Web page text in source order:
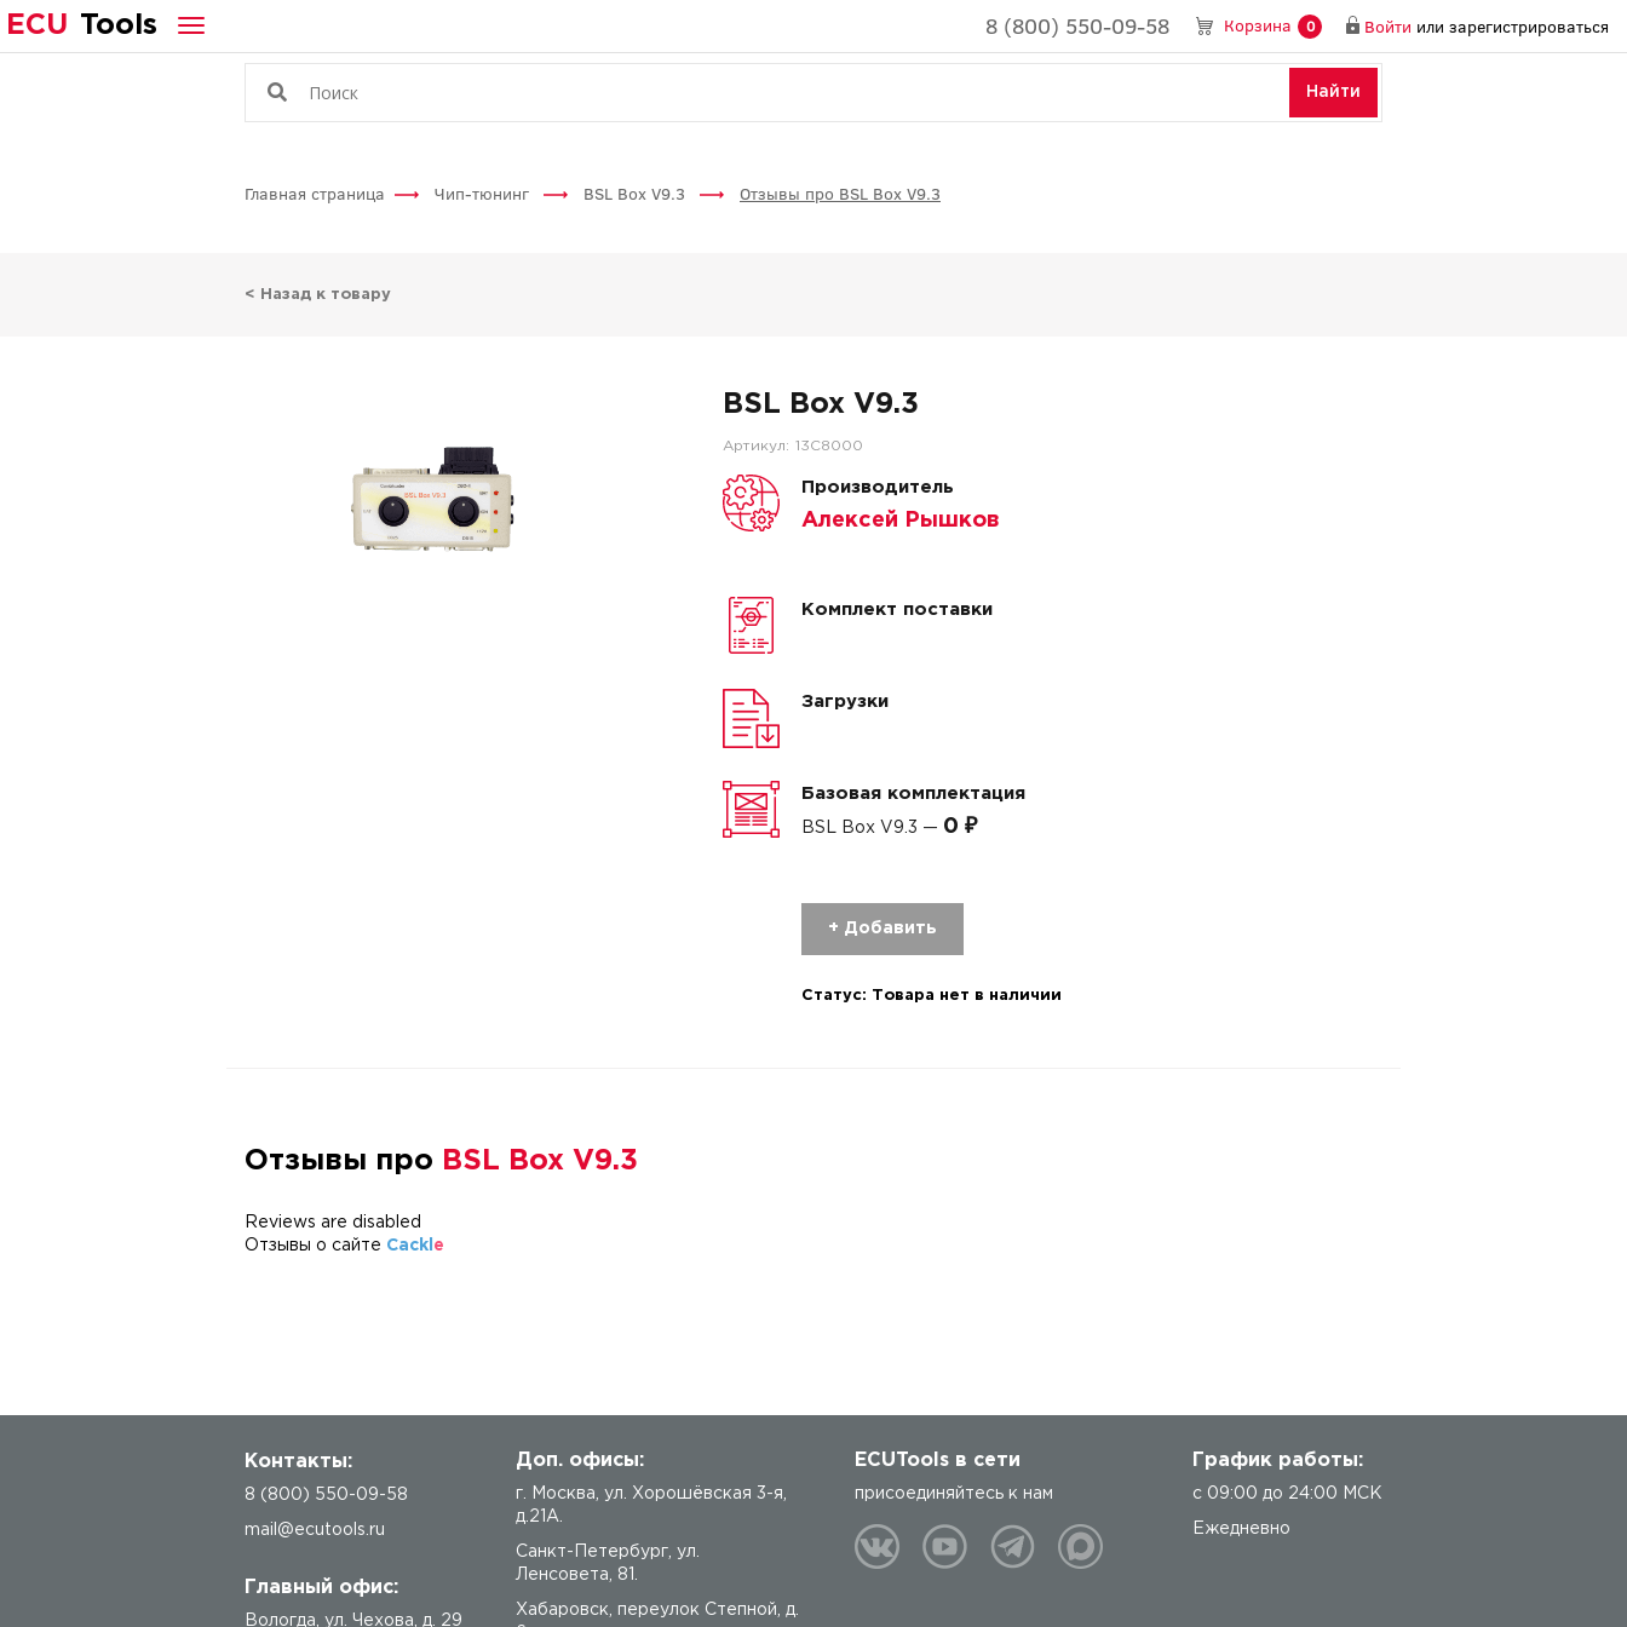
ECU Tools 8 (800) 550-09-58 Корзина 0 Войти или зарегистрироваться
Найти
Главная страница Чип-тюнинг BSL Box V9.3 Отзывы про BSL Box V9.3
< Назад к товару
BSL Box V9.3
Артикул: 13C8000
Производитель
Алексей Рышков
Комплект поставки
Загрузки
Базовая комплектация
BSL Box V9.3 — 0 ₽
+ Добавить
Статус: Товара нет в наличии
Отзывы про BSL Box V9.3
Reviews are disabled
Отзывы о сайте Cackl e
Контакты:
8 (800) 550-09-58
mail@ecutools.ru
Главный офис:
Вологда ул. Чехова, д. 29
Доп. офисы:
г. Москва, ул. Хорошёвская 3-я,
д.21А.
Санкт-Петербург, ул.
Ленсовета, 81.
Хабаровск, переулок Степной, д.
ECUTools в сети
присоединяйтесь к нам
График работы:
с 09:00 до 24:00 МСК
Ежедневно